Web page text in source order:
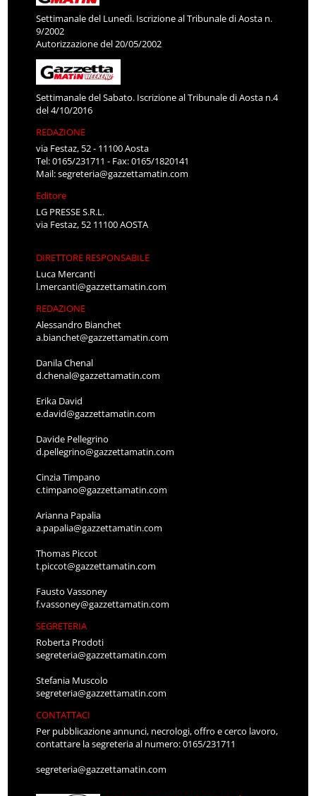
Settimanale del Lunedì. Iscrizione al Tribunale di Aosta n.
9/2002
Autorizzazione del 20/05/2002
Settimanale del Sabato. Iscrizione al Tribunale di Aosta n.4
del 4/10/2016
REDAZIONE
via Festaz, 52 - 11100 Aosta
Tel: 0165/231711 - Fax: 0165/1820141
Mail:segreteria@gazzettamatin.com
Editore
LG PRESSE S.R.L.
via Festaz, 52 11100 AOSTA
DIRETTORE RESPONSABILE
Luca Mercanti
l.mercanti@gazzettamatin.com
REDAZIONE
Alessandro Bianchet
a.bianchet@gazzettamatin.com
Danila Chenal
d.chenal@gazzettamatin.com
Erika David
e.david@gazzettamatin.com
Davide Pellegrino
d.pellegrino@gazzettamatin.com
Cinzia Timpano
c.timpano@gazzettamatin.com
Arianna Papalia
a.papalia@gazzettamatin.com
Thomas Piccot
t.piccot@gazzettamatin.com
Fausto Vassoney
f.vassoney@gazzettamatin.com
SEGRETERIA
Roberta Prodoti
segreteria@gazzettamatin.com
Stefania Muscolo
segreteria@gazzettamatin.com
CONTATTACI
Per pubblicazione annunci, necrologi, offro e cerco lavoro,
contattare la segreteria al numero: 0165/231711
segreteria@gazzettamatin.com